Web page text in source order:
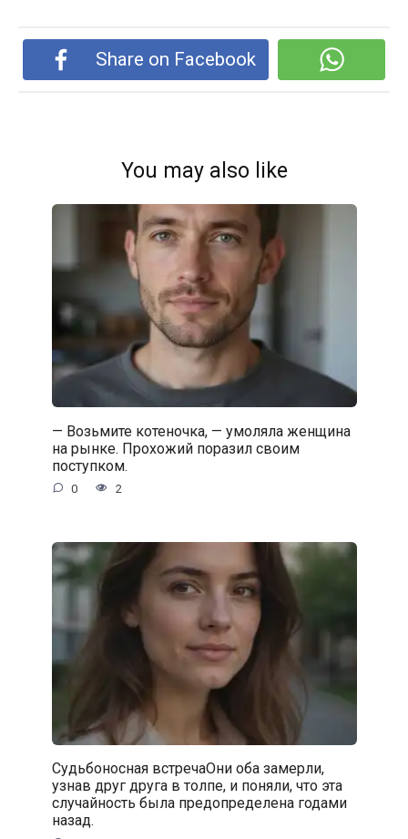
Share on Facebook
You may also like
— Возьмите котеночка, — умоляла женщина
на рынке. Прохожий поразил своим
поступком.
0 2
Судьбоносная встречаОни оба замерли,
узнав друг друга в толпе, и поняли, что эта
случайность была предопределена годами
назад.